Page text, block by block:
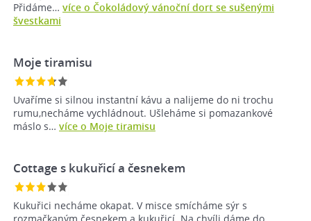
Přidáme… více o Čokoládový vánoční dort se sušenými
švestkami
Moje tiramisu
Uvaříme si silnou instantní kávu a nalijeme do ni trochu
rumu,necháme vychládnout. Ušleháme si pomazankové
máslo s… více o Moje tiramisu
Cottage s kukuřicí a česnekem
Kukuřici necháme okapat. V misce smícháme sýr s